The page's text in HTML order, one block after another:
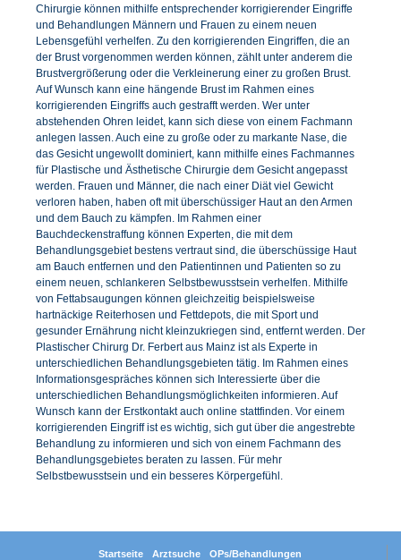
Chirurgie können mithilfe entsprechender korrigierender Eingriffe
und Behandlungen Männern und Frauen zu einem neuen
Lebensgefühl verhelfen. Zu den korrigierenden Eingriffen, die an
der Brust vorgenommen werden können, zählt unter anderem die
Brustvergrößerung oder die Verkleinerung einer zu großen Brust.
Auf Wunsch kann eine hängende Brust im Rahmen eines
korrigierenden Eingriffs auch gestrafft werden. Wer unter
abstehenden Ohren leidet, kann sich diese von einem Fachmann
anlegen lassen. Auch eine zu große oder zu markante Nase, die
das Gesicht ungewollt dominiert, kann mithilfe eines Fachmannes
für Plastische und Ästhetische Chirurgie dem Gesicht angepasst
werden. Frauen und Männer, die nach einer Diät viel Gewicht
verloren haben, haben oft mit überschüssiger Haut an den Armen
und dem Bauch zu kämpfen. Im Rahmen einer
Bauchdeckenstraffung können Experten, die mit dem
Behandlungsgebiet bestens vertraut sind, die überschüssige Haut
am Bauch entfernen und den Patientinnen und Patienten so zu
einem neuen, schlankeren Selbstbewusstsein verhelfen. Mithilfe
von Fettabsaugungen können gleichzeitig beispielsweise
hartnäckige Reiterhosen und Fettdepots, die mit Sport und
gesunder Ernährung nicht kleinzukriegen sind, entfernt werden. Der
Plastischer Chirurg Dr. Ferbert aus Mainz ist als Experte in
unterschiedlichen Behandlungsgebieten tätig. Im Rahmen eines
Informationsgespräches können sich Interessierte über die
unterschiedlichen Behandlungsmöglichkeiten informieren. Auf
Wunsch kann der Erstkontakt auch online stattfinden. Vor einem
korrigierenden Eingriff ist es wichtig, sich gut über die angestrebte
Behandlung zu informieren und sich von einem Fachmann des
Behandlungsgebietes beraten zu lassen. Für mehr
Selbstbewusstsein und ein besseres Körpergefühl.
Startseite Arztsuche OPs/Behandlungen